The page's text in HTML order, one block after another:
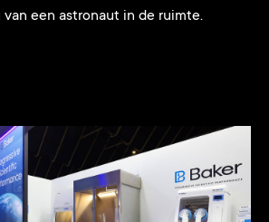
van een astronaut in de ruimte.